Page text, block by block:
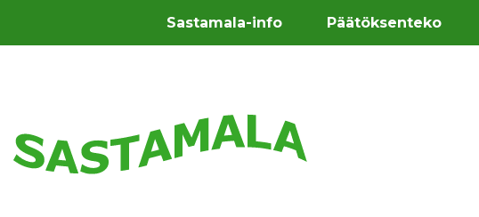
Sastamala-info Päätöksenteko